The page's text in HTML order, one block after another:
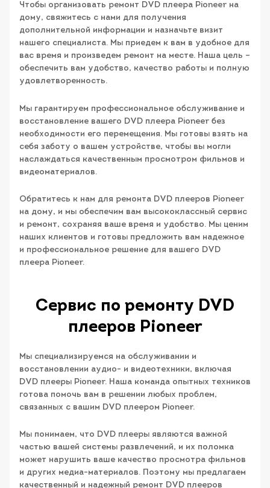
Чтобы организовать ремонт DVD плеера Pioneer на
дому, свяжитесь с нами для получения
дополнительной информации и назначьте визит
нашего специалиста. Мы приедем к вам в удобное для
вас время и произведем ремонт на месте. Наша цель –
обеспечить вам удобство, качество работы и полную
удовлетворенность.
Мы гарантируем профессиональное обслуживание и
восстановление вашего DVD плеера Pioneer без
необходимости его перемещения. Мы готовы взять на
себя заботу о вашем устройстве, чтобы вы могли
наслаждаться качественным просмотром фильмов и
видеоматериалов.
Обратитесь к нам для ремонта DVD плееров Pioneer
на дому, и мы обеспечим вам высококлассный сервис
и ремонт, сохраняя ваше время и удобство. Мы ценим
наших клиентов и готовы предложить вам надежное
и профессиональное решение для вашего DVD
плеера Pioneer.
Сервис по ремонту DVD
плееров Pioneer
Мы специализируемся на обслуживании и
восстановлении аудио- и видеотехники, включая
DVD плееры Pioneer. Наша команда опытных техников
готова помочь вам в решении любых проблем,
связанных с вашим DVD плеером Pioneer.
Мы понимаем, что DVD плееры являются важной
частью вашей системы развлечений, и их поломка
может нарушить ваше качество просмотра фильмов
и других медиа-материалов. Поэтому мы предлагаем
качественный и надежный ремонт DVD плееров